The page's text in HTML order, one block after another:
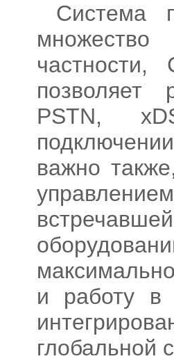
Система
позволяет
PSTN,
важно
и работу в
глобальной